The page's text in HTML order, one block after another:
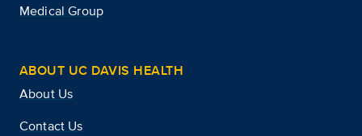
Medical Group
ABOUT UC DAVIS HEALTH
About Us
Contact Us